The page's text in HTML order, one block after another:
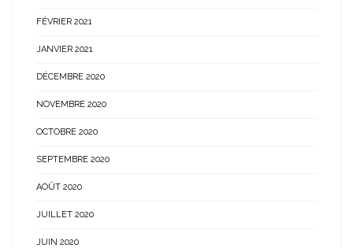
FÉVRIER 2021
JANVIER 2021
DÉCEMBRE 2020
NOVEMBRE 2020
OCTOBRE 2020
SEPTEMBRE 2020
AOÛT 2020
JUILLET 2020
JUIN 2020